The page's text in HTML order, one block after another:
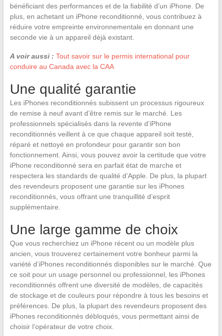
bénéficiant des performances et de la fiabilité d’un iPhone. De
plus, en achetant un iPhone reconditionné, vous contribuez à
réduire votre empreinte environnementale en donnant une
seconde vie à un appareil déjà existant.
A voir aussi : Tout savoir sur le permis international pour
conduire au Canada avec la CAA
Une qualité garantie
Les iPhones reconditionnés subissent un processus rigoureux
de remise à neuf avant d’être remis sur le marché. Les
professionnels spécialisés dans la revente d’iPhone
reconditionnés veillent à ce que chaque appareil soit testé,
réparé et nettoyé en profondeur pour garantir son bon
fonctionnement. Ainsi, vous pouvez avoir la certitude que votre
iPhone reconditionné sera en parfait état de marche et
respectera les standards de qualité d’Apple. De plus, la plupart
des revendeurs proposent une garantie sur les iPhones
reconditionnés, vous offrant une tranquillité d’esprit
supplémentaire.
Une large gamme de choix
Que vous recherchiez un iPhone récent ou un modèle plus
ancien, vous trouverez certainement votre bonheur parmi la
variété d’iPhones reconditionnés disponibles sur le marché. Que
ce soit pour un usage personnel ou professionnel, les iPhones
reconditionnés offrent une diversité de modèles, de capacités
de stockage et de couleurs pour répondre à tous les besoins et
préférences. De plus, la plupart des revendeurs proposent des
iPhones reconditionnés débloqués, vous permettant ainsi de
choisir l’opérateur de votre choix.